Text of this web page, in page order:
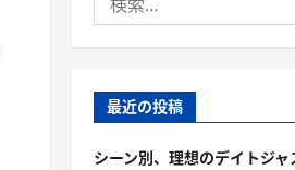
索:
最近の投稿
シーン別、理想のデイトジ